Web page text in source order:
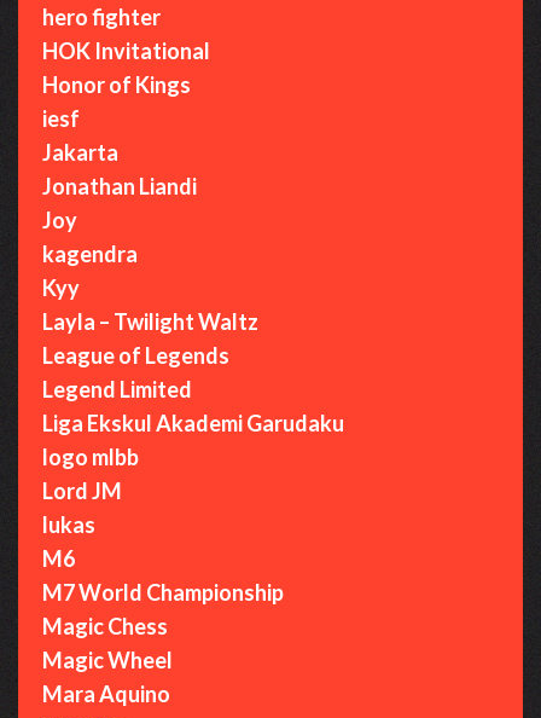
hero fighter
HOK Invitational
Honor of Kings
iesf
Jakarta
Jonathan Liandi
Joy
kagendra
Kyy
Layla – Twilight Waltz
League of Legends
Legend Limited
Liga Ekskul Akademi Garudaku
logo mlbb
Lord JM
lukas
M6
M7 World Championship
Magic Chess
Magic Wheel
Mara Aquino